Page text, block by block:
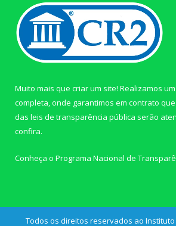
Muito mais que criar um site! Realizamos
completa, onde garantimos em contrato
das leis de transparência pública serão
confira.
Conheça o Programa Nacional de
Todos os direitos reservados ao